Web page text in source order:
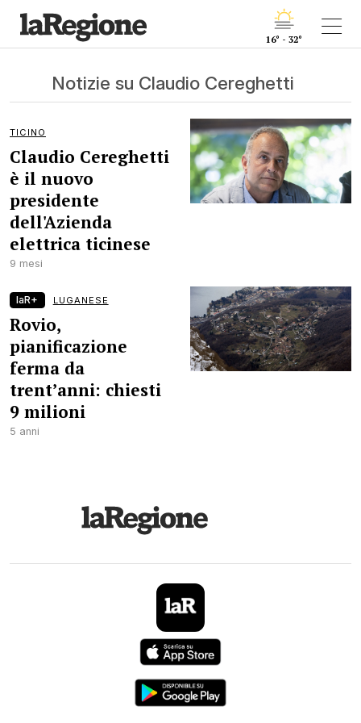
16° - 32°
Notizie su Claudio Cereghetti
TICINO
Claudio Cereghetti
è il nuovo
presidente
dell'Azienda
elettrica ticinese
9 mesi
laR+ LUGANESE
Rovio,
pianificazione
ferma da
trent’anni: chiesti
9 milioni
5 anni